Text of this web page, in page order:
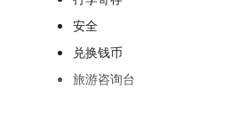
安全
兑换钱币
旅游咨询台